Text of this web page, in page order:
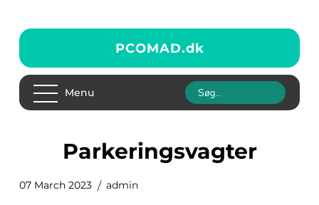
PCOMAD.dk
Menu
Parkeringsvagter
07 March 2023 admin